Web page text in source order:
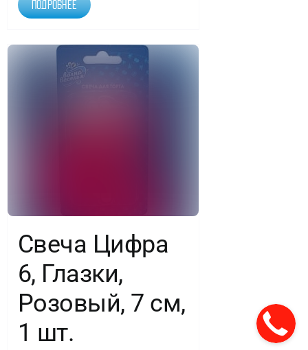
Подробнее
Свеча Цифра
6, Глазки,
Розовый, 7 см,
1 шт.